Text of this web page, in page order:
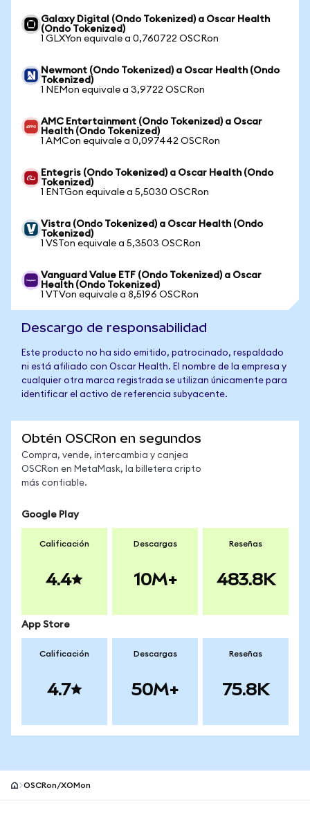
Galaxy Digital (Ondo Tokenized) a Oscar Health
(Ondo Tokenized)
1 GLXYon equivale a 0,760722 OSCRon
Newmont (Ondo Tokenized) a Oscar Health (Ondo
Tokenized)
1 NEMon equivale a 3,9722 OSCRon
AMC Entertainment (Ondo Tokenized) a Oscar
Health (Ondo Tokenized)
1 AMCon equivale a 0,097442 OSCRon
Entegris (Ondo Tokenized) a Oscar Health (Ondo
Tokenized)
1 ENTGon equivale a 5,5030 OSCRon
Vistra (Ondo Tokenized) a Oscar Health (Ondo
Tokenized)
1 VSTon equivale a 5,3503 OSCRon
Vanguard Value ETF (Ondo Tokenized) a Oscar
Health (Ondo Tokenized)
1 VTVon equivale a 8,5196 OSCRon
Descargo de responsabilidad
Este producto no ha sido emitido, patrocinado, respaldado
ni está afiliado con Oscar Health. El nombre de la empresa y
cualquier otra marca registrada se utilizan únicamente para
identificar el activo de referencia subyacente.
Obtén OSCRon en segundos
Compra, vende, intercambia y canjea
OSCRon en MetaMask, la billetera cripto
más confiable.
Google Play
Calificación
4.4
Descargas
10M+
Reseñas
483.8K
App Store
Calificación
4.7
Descargas
50M+
Reseñas
75.8K
OSCRon/XOMon